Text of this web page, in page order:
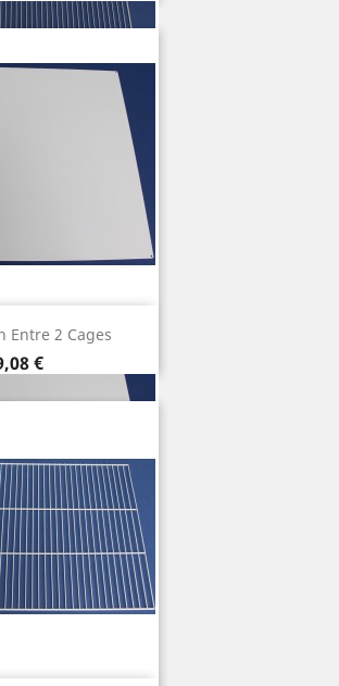
Entre 2 Cages
€